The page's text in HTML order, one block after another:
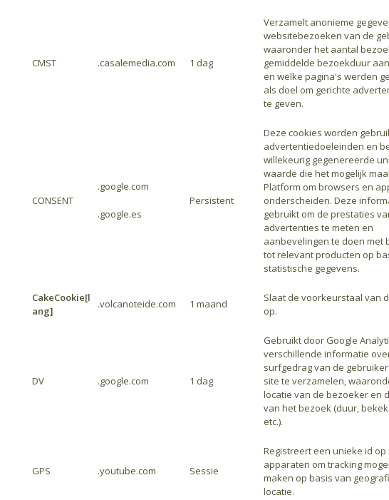
CMST .casalemedia.com 1 dag
Verzamelt anonieme
websitebezoeken van de
waaronder het aantal
gemiddelde bezoekduur
en welke pagina's werden
als doel om gerichte
te geven.
CONSENT
.google.com
.google.es
Persistent
Deze cookies worden
advertentiedoeleinden en
willekeurig gegenereerde
waarde die het mogelijk
Platform om browsers en
onderscheiden. Deze
gebruikt om de prestaties
advertenties te meten en
aanbevelingen te doen met
tot relevant producten op
statistische gegevens.
CakeCookie[l
ang]
.volcanoteide.com 1 maand
Slaat de voorkeurstaal van
op.
DV .google.com 1 dag
Gebruikt door Google
verschillende informatie
surfgedrag van de
site te verzamelen,
locatie van de bezoeker en
van het bezoek (duur,
etc.).
GPS .youtube.com Sessie
Registreert een unieke id op
apparaten om tracking
maken op basis van
locatie.